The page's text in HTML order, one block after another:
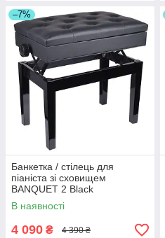
–7%
Банкетка / стілець для
піаніста зі сховищем
BANQUET 2 Black
В наявності
4 090 ₴ 4 390 ₴